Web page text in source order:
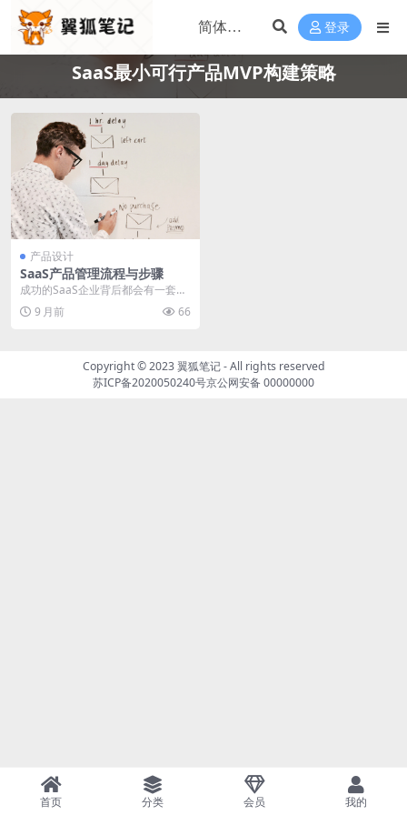
登录
SaaS最小可行产品MVP构建策略
产品设计
SaaS产品管理流程与步骤
成功的SaaS企业背后都会有一套对
SaaS产品规范的管理流程，帮助我
们实现客户的...
9 月前 66
Copyright © 2023翼狐笔记- All rights reserved
苏ICP备2020050240号京公网安备 00000000
首页 分类 会员 我的